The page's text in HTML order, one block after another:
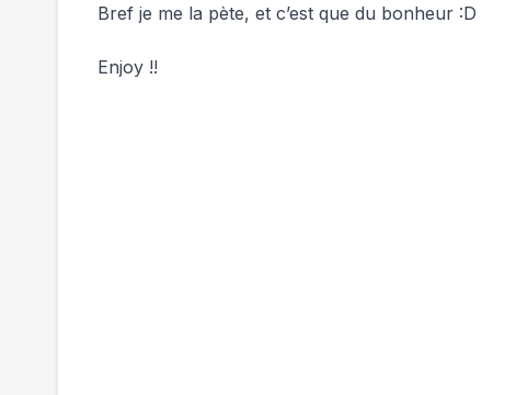
Bref je me la pète, et c’est que du bonheur :D
Enjoy !!